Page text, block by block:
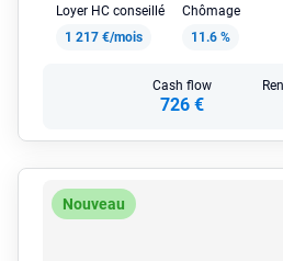
Loyer HC conseillé
1 217 €/mois
Chômage
11.6 %
Cash flow
726 €
Nouveau